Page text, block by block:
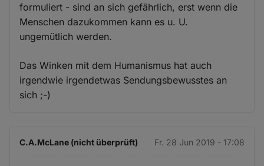
formuliert - sind an sich gefährlich, erst wenn die
Menschen dazukommen kann es u. U.
ungemütlich werden.
Das Winken mit dem Humanismus hat auch
irgendwie irgendetwas Sendungsbewusstes an
sich ;-)
C.A.McLane (nicht überprüft) Fr. 28 Jun 2019 - 17:08